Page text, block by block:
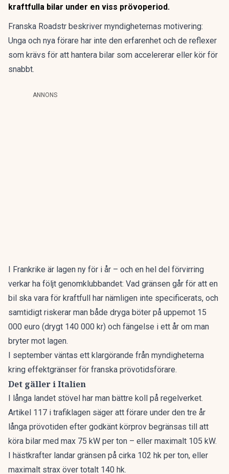
kraftfulla bilar under en viss prövoperiod.
Franska Roadstr beskriver myndigheternas motivering:
Unga och nya förare har inte den erfarenhet och de reflexer
som krävs för att hantera bilar som accelererar eller kör för
snabbt.
ANNONS
I Frankrike är lagen ny för i år – och en hel del förvirring
verkar ha följt genomklubbandet: Vad gränsen går för att en
bil ska vara för kraftfull har nämligen inte specificerats, och
samtidigt riskerar man både dryga böter på uppemot 15
000 euro (drygt 140 000 kr) och fängelse i ett år om man
bryter mot lagen.
I september väntas ett klargörande från myndigheterna
kring effektgränser för franska prövotidsförare.
Det gäller i Italien
I långa landet stövel har man bättre koll på regelverket.
Artikel 117 i trafiklagen säger att förare under den tre år
långa prövotiden efter godkänt körprov begränsas till att
köra bilar med max 75 kW per ton – eller maximalt 105 kW.
I hästkrafter landar gränsen på cirka 102 hk per ton, eller
maximalt strax över totalt 140 hk.